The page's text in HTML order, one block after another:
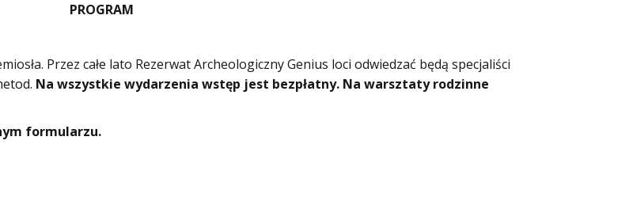
PROGRAM
Przez całe lato Rezerwat Archeologiczny Genius loci odwiedzać będą specjaliści
Na wszystkie wydarzenia wstęp jest bezpłatny. Na warsztaty rodzinne
formularzu.